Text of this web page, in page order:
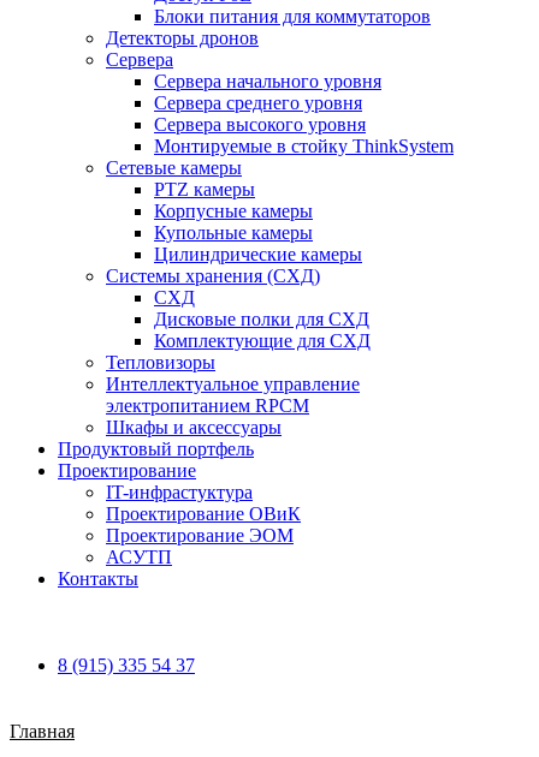
Блоки питания для коммутаторов
Детекторы дронов
Сервера
Сервера начального уровня
Сервера среднего уровня
Сервера высокого уровня
Монтируемые в стойку ThinkSystem
Сетевые камеры
PTZ камеры
Корпусные камеры
Купольные камеры
Цилиндрические камеры
Системы хранения (СХД)
СХД
Дисковые полки для СХД
Комплектующие для СХД
Тепловизоры
Интеллектуальное управление
электропитанием RPCM
Шкафы и аксессуары
Продуктовый портфель
Проектирование
IT-инфрастуктура
Проектирование ОВиК
Проектирование ЭОМ
АСУТП
Контакты
8 (915) 335 54 37
Главная